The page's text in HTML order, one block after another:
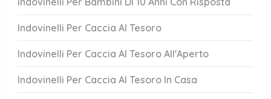
Indovinelli Per Caccia Al Tesoro
Indovinelli Per Caccia Al Tesoro All'Aperto
Indovinelli Per Caccia Al Tesoro In Casa